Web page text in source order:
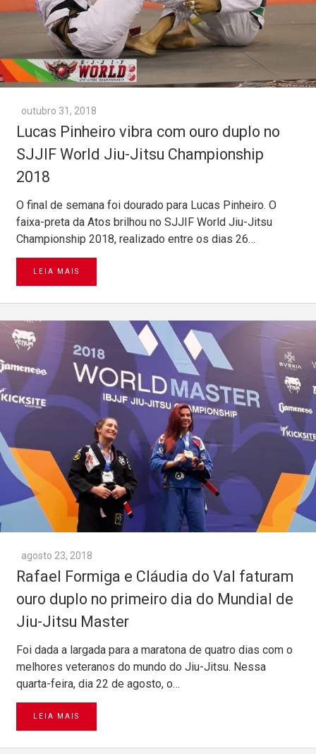
outubro 31, 2018
Lucas Pinheiro vibra com ouro duplo no
SJJIF World Jiu-Jitsu Championship
2018
O final de semana foi dourado para Lucas Pinheiro. O
faixa-preta da Atos brilhou no SJJIF World Jiu-Jitsu
Championship 2018, realizado entre os dias 26…
LEIA MAIS
agosto 23, 2018
Rafael Formiga e Cláudia do Val faturam
ouro duplo no primeiro dia do Mundial de
Jiu-Jitsu Master
Foi dada a largada para a maratona de quatro dias com o
melhores veteranos do mundo do Jiu-Jitsu. Nessa
quarta-feira, dia 22 de agosto, o…
LEIA MAIS